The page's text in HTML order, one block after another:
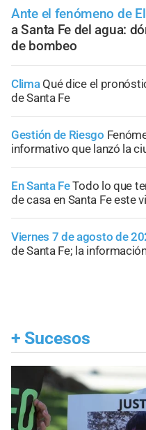
Ante el fenómeno de
a Santa Fe del agua:
de bombeo
Clima Qué dice el
de Santa Fe
Gestión de Riesgo
informativo que lanzó la
En Santa FeTodo lo que
de casa en Santa Fe este
Viernes 7 de agosto de
de Santa Fe; la
+ Sucesos